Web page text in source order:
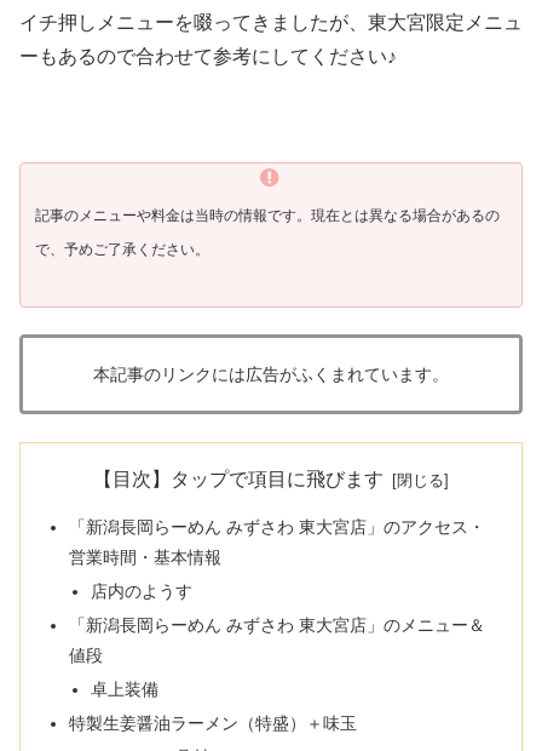
イチ押しメニューを啜ってきましたが、東大宮限定メニュ
ーもあるので合わせて参考にしてください♪
記事のメニューや料金は当時の情報です。現在とは異なる場合があるの
で、予めご了承ください。
本記事のリンクには広告がふくまれています。
【目次】タップで項目に飛びます
「新潟長岡らーめん みずさわ 東大宮店」のアクセス・
営業時間・基本情報
店内のようす
「新潟長岡らーめん みずさわ 東大宮店」のメニュー＆
値段
卓上装備
特製生姜醤油ラーメン（特盛）＋味玉